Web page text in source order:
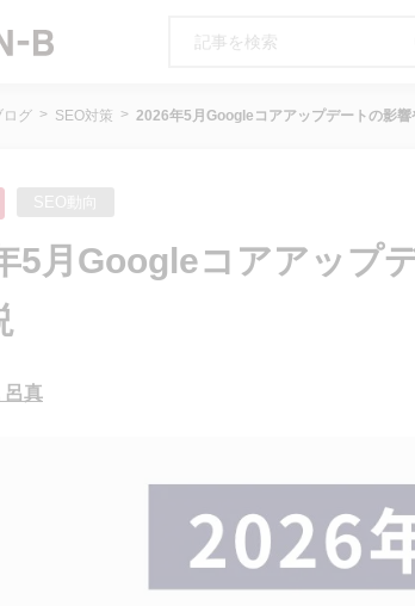
ログ SEO対策 2026年5月Googleコアアップデートの影
5月Googleコアアップ
呂真